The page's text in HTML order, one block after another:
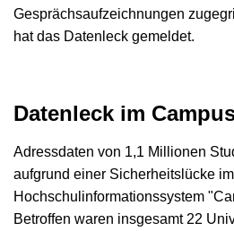
Gesprächsaufzeichnungen
hat das Datenleck gemeldet.
Datenleck im
Adressdaten von 1,1 Millionen
aufgrund einer Sicherheitslücke im
Hochschulinformationssystem
Betroffen waren insgesamt 22